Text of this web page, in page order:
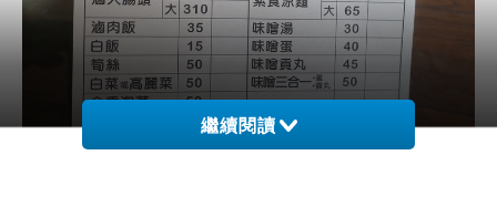
繼續閱讀